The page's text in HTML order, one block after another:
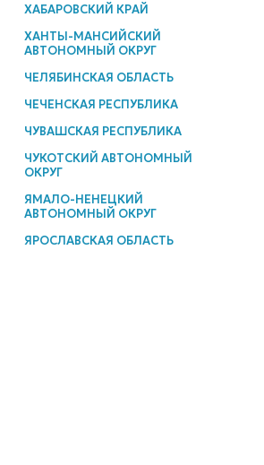
ХАБАРОВСКИЙ КРАЙ
ХАНТЫ-МАНСИЙСКИЙ
АВТОНОМНЫЙ ОКРУГ
ЧЕЛЯБИНСКАЯ ОБЛАСТЬ
ЧЕЧЕНСКАЯ РЕСПУБЛИКА
ЧУВАШСКАЯ РЕСПУБЛИКА
ЧУКОТСКИЙ АВТОНОМНЫЙ
ОКРУГ
ЯМАЛО-НЕНЕЦКИЙ
АВТОНОМНЫЙ ОКРУГ
ЯРОСЛАВСКАЯ ОБЛАСТЬ